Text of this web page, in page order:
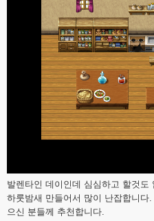
발렌타인 데이인데 심심하고 할것도
하룻밤새 만들어서 많이 난잡합니다
으신 분들께 추천합니다.